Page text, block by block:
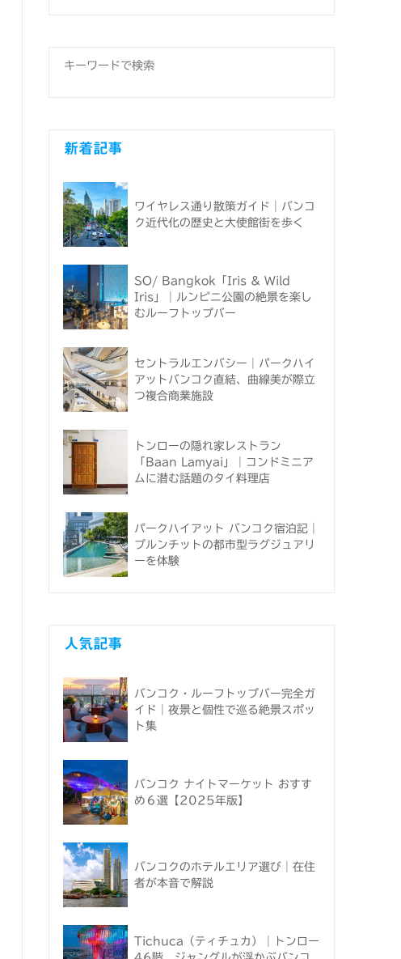
新着記事
ワイヤレス通り散策ガイド｜バンコ
ク近代化の歴史と大使館街を歩く
SO/ Bangkok「Iris & Wild
Iris」｜ルンピニ公園の絶景を楽し
むルーフトップバー
セントラルエンバシー｜パークハイ
アットバンコク直結、曲線美が際立
つ複合商業施設
トンローの隠れ家レストラン
「Baan Lamyai」｜コンドミニア
ムに潜む話題のタイ料理店
パークハイアット バンコク宿泊記｜
プルンチットの都市型ラグジュアリ
ーを体験
人気記事
バンコク・ルーフトップバー完全ガ
イド｜夜景と個性で巡る絶景スポッ
ト集
バンコク ナイトマーケット おすす
め６選【2025年版】
バンコクのホテルエリア選び｜在住
者が本音で解説
Tichuca（ティチュカ）｜トンロー